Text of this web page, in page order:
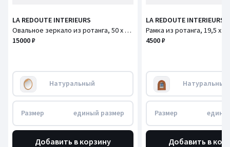
LA REDOUTE INTERIEURS
Овальное зеркало из ротанга, 50 x 65 см, SYLEA / СИЛЕА
15000 ₽
Натуральный
Размер единый размер
Добавить в корзину
LA REDOUTE INTERIEURS
4500 ₽
Натуральный
Размер
Добавить в